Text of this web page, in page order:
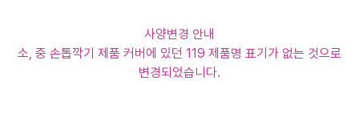
사양변경 안내
소, 중 손톱깍기 제품 커버에 있던 119 제품명 표기가 없는 것으로
변경되었습니다.